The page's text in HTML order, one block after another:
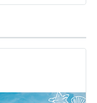
ダイのプラモデルです